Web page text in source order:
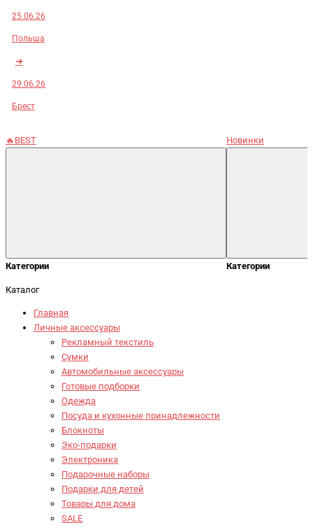
25.06.26
Польша
➜
29.06.26
Брест
🔥BEST
Категории
Новинки
Категории
Каталог
Главная
Личные аксессуары
Рекламный текстиль
Сумки
Автомобильные аксессуары
Готовые подборки
Одежда
Посуда и кухонные принадлежности
Блокноты
Эко-подарки
Электроника
Подарочные наборы
Подарки для детей
Товары для дома
SALE